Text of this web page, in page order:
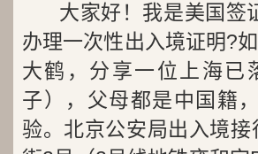
大家好！我是美国签
办理一次性出入境证明?
大鹤，分享一位上海已
子），父母都是中国籍
验。北京公安局出入境